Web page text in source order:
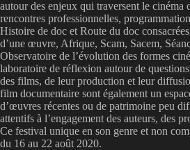
autour des enjeux qui traversent le cinéma
rencontres professionnelles,
Histoire de doc et Route du doc
d’une œuvre, Afrique, Scam, Sacem,
Observatoire de l’évolution des formes
laboratoire de réflexion autour de
des films, de leur production et leur
film documentaire sont également un
d’œuvres récentes ou de patrimoine peu
attentifs à l’engagement des auteurs, des
Ce festival unique en son genre et non
du 16 au 22 août 2020.